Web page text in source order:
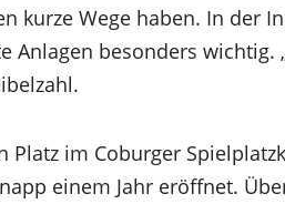
kurze Wege haben. In der
Anlagen besonders wichtig.
Platz im Coburger
einem Jahr eröffnet.